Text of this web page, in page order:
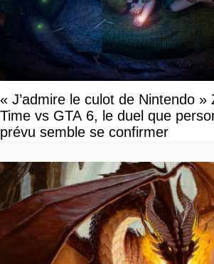
« J’admire le culot de Nintendo
Time vs GTA 6, le duel que
prévu semble se confirmer